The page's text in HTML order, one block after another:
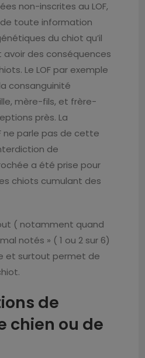
non-inscrites au LOF,
de toute information
du chiot qu’il
des conséquences
Le LOF par exemple
consanguinité
mère-fils, et frère-
près. La
ne parle pas de cette
de
a été prise pour
chiots cumulant des
( notamment quand
notés » ( 1 ou 2 sur 6)
et surtout permet de
de
chien ou de